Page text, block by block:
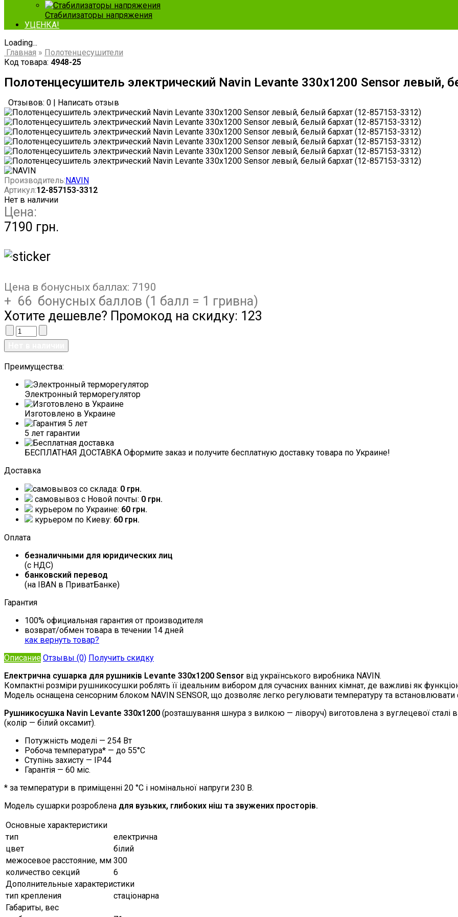
Стабилизаторы напряжения
УЦЕНКА!
Loading...
Главная » Полотенцесушители
Код товара: 4948-25
Полотенцесушитель электрический Navin Levante 330х1200 Sensor левый,
Отзывов: 0 Написать отзыв
Производитель: NAVIN
Артикул:12-857153-3312
Нет в наличии
Цена:
7190 грн.
Цена в бонусных баллах: 7190
+ 66 бонусных баллов (1 балл = 1 гривна)
Хотите дешевле? Промокод на скидку: 123
Преимущества:
Электронный терморегулятор
Изготовлено в Украине
5 лет гарантии
БЕСПЛАТНАЯ ДОСТАВКА Оформите заказ и получите бесплатную доставку товара по Украине!
Доставка
самовывоз со склада: 0 грн.
самовывоз c Новой почты: 0 грн.
курьером по Украине: 60 грн.
курьером по Киеву: 60 грн.
Оплата
безналичными для юридических лиц
(с НДС)
банковский перевод
(на IBAN в ПриватБанке)
Гарантия
100% официальная гарантия от производителя
возврат/обмен товара в течении 14 дней
как вернуть товар?
Описание Отзывы (0) Получить скидку
Електрична сушарка для рушників Levante 330х1200 Sensor від українського виробника NAVIN.
Компактні розміри рушникосушки роблять її ідеальним вибором для сучасних ванних кімнат, де важливі як
Модель оснащена сенсорним блоком NAVIN SENSOR, що дозволяє легко регулювати температуру та
Рушникосушка Navin Levante 330х1200 (розташування шнура з вилкою — ліворуч) виготовлена з вуглецевої сталі
(колір — білий оксамит).
Потужність моделі — 254 Вт
Робоча температура* — до 55°C
Ступінь захисту — IP44
Гарантія — 60 міс.
* за температури в приміщенні 20 °С і номінальної напруги 230 В.
Модель сушарки розроблена для вузьких, глибоких ніш та звужених просторів.
Основные характеристики
тип
електрична
цвет
білий
межосевое расстояние, мм 300
количество секций
6
Дополнительные характеристики
тип крепления
стаціонарна
Габариты, вес